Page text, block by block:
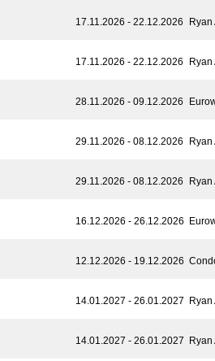
17.11.2026 - 22.12.2026 Ryan
17.11.2026 - 22.12.2026 Ryan
28.11.2026 - 09.12.2026
29.11.2026 - 08.12.2026 Ryan
29.11.2026 - 08.12.2026 Ryan
16.12.2026 - 26.12.2026
12.12.2026 - 19.12.2026
14.01.2027 - 26.01.2027 Ryan
14.01.2027 - 26.01.2027 Ryan